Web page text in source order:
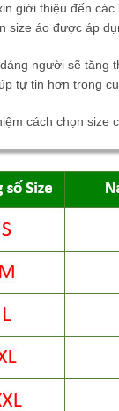
giới thiệu đến các
size áo được áp
người sẽ tăng
tự tin hơn trong
cách chọn size